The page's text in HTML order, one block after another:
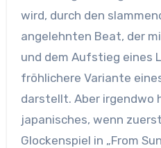
wird, durch den
angelehnten Beat, der
und dem Aufstieg eines
fröhlichere Variante
darstellt. Aber irgendwo
japanisches, wenn
Glockenspiel in „From